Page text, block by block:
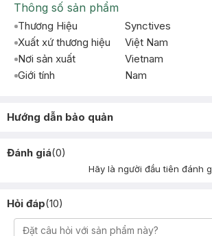
Thông số sản phẩm
Thương Hiệu
Synctives
Xuất xứ thương hiệu
Việt Nam
Nơi sản xuất
Vietnam
Giới tính
Nam
Hướng dẫn bảo quản
Đánh giá(0)
Hãy là người đầu tiên đánh
Hỏi đáp(10)